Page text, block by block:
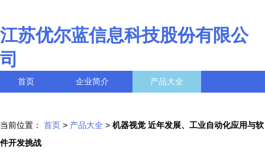
江苏优尔蓝信息科技股份有限公
司
首页 企业简介 产品大全
当前位置： 首页 > 产品大全 > 机器视觉 近年发展、工业自动化应用与软
件开发挑战